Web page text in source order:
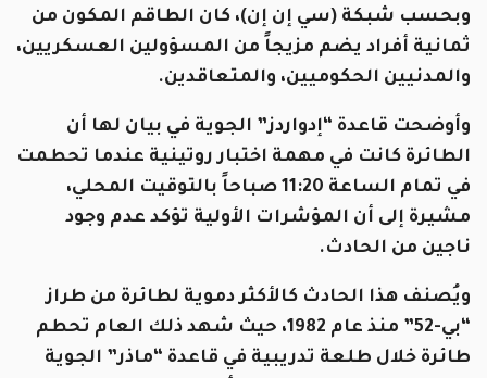
وبحسب شبكة (سي إن إن)، كان الطاقم المكون من
ثمانية أفراد يضم مزيجاً من المسؤولين العسكريين،
والمدنيين الحكوميين، والمتعاقدين.
وأوضحت قاعدة “إدواردز” الجوية في بيان لها أن
الطائرة كانت في مهمة اختبار روتينية عندما تحطمت
في تمام الساعة 11:20 صباحاً بالتوقيت المحلي،
مشيرة إلى أن المؤشرات الأولية تؤكد عدم وجود
ناجين من الحادث.
ويُصنف هذا الحادث كالأكثر دموية لطائرة من طراز
“بي-52” منذ عام 1982، حيث شهد ذلك العام تحطم
طائرة خلال طلعة تدريبية في قاعدة “ماذر” الجوية